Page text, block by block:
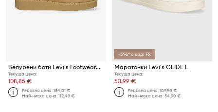
Велурени боти Levi's Footwear&Accessories D7352.0004 RVN 75
Текуща цена:
108,85 €
Редовна цена:184,01 €
Най-ниска цена:112,43 €
-5%* с код: FS
Маратонки Levi's GLIDE L
Текуща цена:
53,99 €
Редовна цена:109,90 €
Най-ниска цена:54,90 €